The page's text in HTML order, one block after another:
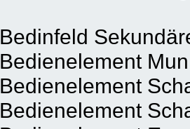
Bedinfeld
Bedienelement
Bedienelement
Bedienelement